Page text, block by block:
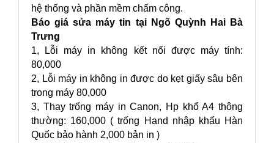
hệ thống và phần mềm chấm công.
Báo giá sửa máy tin tại Ngõ Quỳnh Hai Bà
Trưng
1, Lỗi máy in không kết nối được máy tính:
80,000
2, Lỗi máy in không in được do kẹt giấy sâu bên
trong máy 80,000
3, Thay trống máy in Canon, Hp khổ A4 thông
thường: 160,000 ( trống Hand nhập khẩu Hàn
Quốc bảo hành 2,000 bản in )